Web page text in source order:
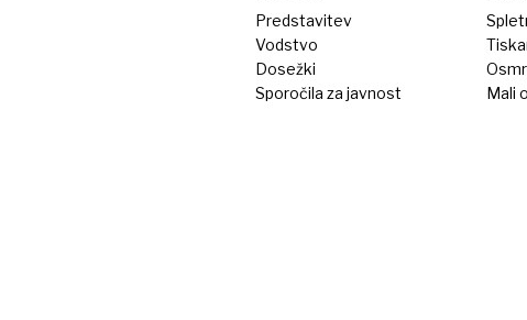
Predstavitev
Vodstvo
Dosežki
Sporočila za javnost
Mali